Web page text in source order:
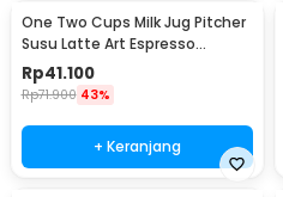
One Two Cups Milk Jug Pitcher
Susu Latte Art Espresso
Stainless Steel 350ml - 10084
Rp41.100
Rp71.900 43%
+ Keranjang